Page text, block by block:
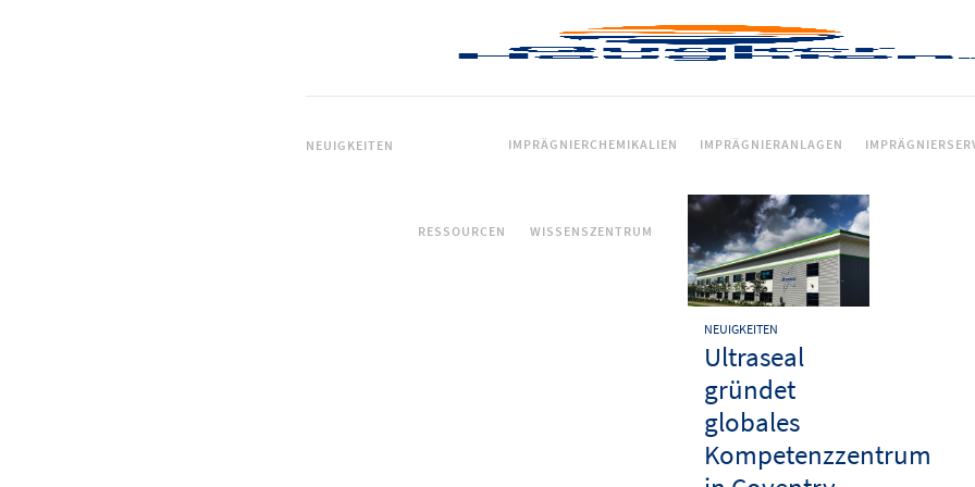
IMPRÄGNIERCHEMIKALIEN IMPRÄGNIERANLAGEN
NEUIGKEITEN
RESSOURCEN WISSENSZENTRUM
NEUIGKEITEN
Ultraseal
gründet
globales
Kompetenzzentrum